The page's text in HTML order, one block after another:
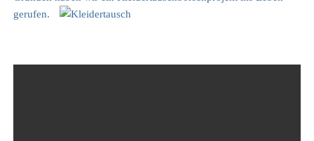
gerufen.